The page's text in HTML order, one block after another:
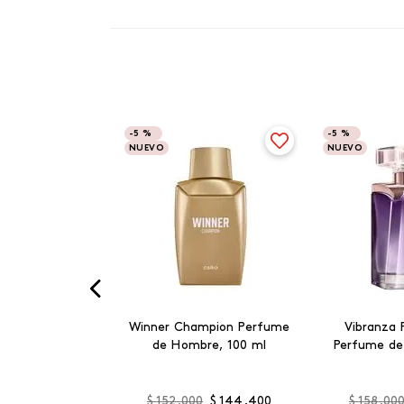
-5 %
NUEVO
Winner Champion Perfume
de Hombre, 100 ml
-5 %
NUEVO
Vibranza
Perfume